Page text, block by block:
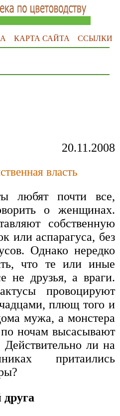
КАРТА САЙТА ССЫЛКИ
20.11.2008
власть
любят почти все,
о женщинах.
собственную
или аспарагуса, без
Однако нередко
что те или иные
не друзья, а враги.
провоцируют
плющ того и
мужа, а монстера
ночам высасывают
ли на
притаились